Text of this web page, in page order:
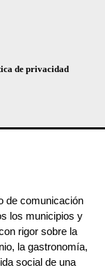
de privacidad
de comunicación
los municipios y
rigor sobre la
la gastronomía,
social de una